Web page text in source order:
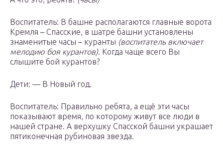
Воспитатель: В башне располагаются главные ворота
Кремля – Спасские, в шатре башни установлены
знаменитые часы – куранты (воспитатель включает
мелодию боя курантов). Когда чаще всего Вы
слышите бой курантов?
Дети: — В Новый год.
Воспитатель: Правильно ребята, а ещё эти часы
показывают время, по которому живут все люди в
нашей стране. А верхушку Спасской башни украшает
пятиконечная рубиновая звезда.